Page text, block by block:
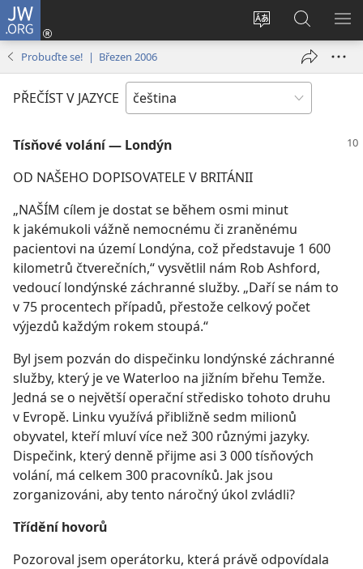
JW.ORG
Změnit
stránek
Přihlásit
se
okno)
Hledat
na
JW.ORG
Probuďte se! | Březen 2006
PŘEČÍST V JAZYCE
Tísňové volání — Londýn
OD NAŠEHO DOPISOVATELE V BRITÁNII
„NAŠÍM cílem je dostat se během osmi minut
k jakémukoli vážně nemocnému či zraněnému
pacientovi na území Londýna, což představuje 1 600
kilometrů čtverečních,“ vysvětlil nám Rob Ashford,
vedoucí londýnské záchranné služby. „Daří se nám to
v 75 procentech případů, přestože celkový počet
výjezdů každým rokem stoupá.“
Byl jsem pozván do dispečinku londýnské záchranné
služby, který je ve Waterloo na jižním břehu Temže.
Jedná se o největší operační středisko tohoto druhu
v Evropě. Linku využívá přibližně sedm milionů
obyvatel, kteří mluví více než 300 různými jazyky.
Dispečink, který denně přijme asi 3 000 tísňových
volání, má celkem 300 pracovníků. Jak jsou
zorganizováni, aby tento náročný úkol zvládli?
Třídění hovorů
Pozoroval jsem operátorku, která právě odpovídala